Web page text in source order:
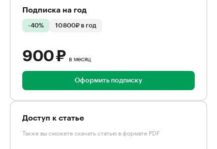
Подписка на год
-40% 10 800₽ в год
900 ₽ в месяц
Оформить подписку
Доступ к статье
Также вы сможете скачать статью в формате PDF